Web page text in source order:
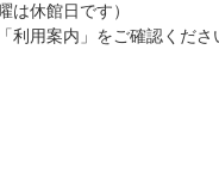
は休館日です）
利用案内」をご確認くださ